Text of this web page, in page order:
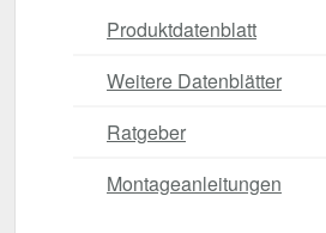
Produktdatenblatt
Weitere Datenblätter
Ratgeber
Montageanleitungen